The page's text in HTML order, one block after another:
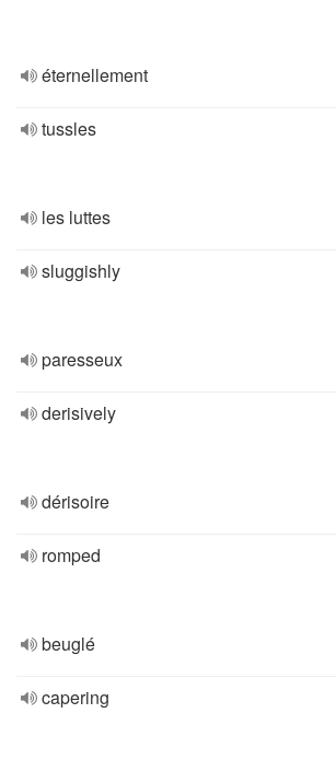
éternellement
tussles
les luttes
sluggishly
paresseux
derisively
dérisoire
romped
beuglé
capering